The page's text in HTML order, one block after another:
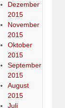
Dezember
2015
November
2015
Oktober
2015
September
2015
August
2015
Juli